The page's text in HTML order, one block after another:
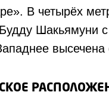
В четырёх
Шакьямуни